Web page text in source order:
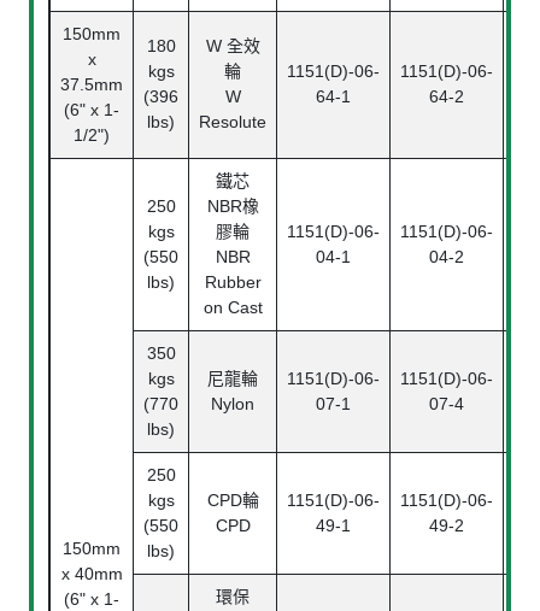
150mm
x
37.5mm
(6" x 1-
1/2")
180
kgs
(396
lbs)
W 全效
輪
W
Resolute
1151(D)-06-
64-1
1151(D)-06-
64-2
150mm
x 40mm
(6" x 1-
250
kgs
(550
lbs)
鐵芯
NBR橡
膠輪
NBR
Rubber
on Cast
1151(D)-06-
04-1
1151(D)-06-
04-2
350
kgs
(770
lbs)
尼龍輪
Nylon
1151(D)-06-
07-1
1151(D)-06-
07-4
250
kgs
(550
lbs)
CPD輪
CPD
1151(D)-06-
49-1
1151(D)-06-
49-2
環保